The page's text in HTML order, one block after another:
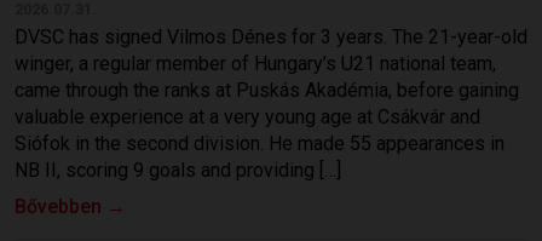
DVSC has signed Vilmos Dénes for 3 years. The 21-year-old
winger, a regular member of Hungary’s U21 national team,
came through the ranks at Puskás Akadémia, before gaining
valuable experience at a very young age at Csákvár and
Siófok in the second division. He made 55 appearances in
NB II, scoring 9 goals and providing […]
Bővebben →